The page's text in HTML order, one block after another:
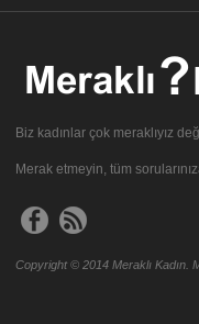
Biz kadınlar çok meraklıyız
Merak etmeyin, tüm
Copyright © 2014 Meraklı Kadın.